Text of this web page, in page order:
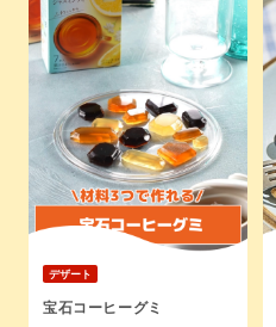
デザート
宝石コーヒーグミ